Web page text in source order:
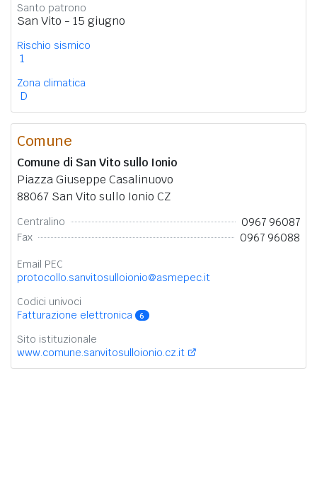
Santo patrono
San Vito - 15 giugno
Rischio sismico
1
Zona climatica
D
Comune
Comune di San Vito sullo Ionio
Piazza Giuseppe Casalinuovo
88067 San Vito sullo Ionio CZ
Centralino 0967 96087
Fax 0967 96088
Email PEC
protocollo.sanvitosulloionio@asmepec.it
Codici univoci
Fatturazione elettronica
6
Sito istituzionale
www.comune.sanvitosulloionio.cz.it